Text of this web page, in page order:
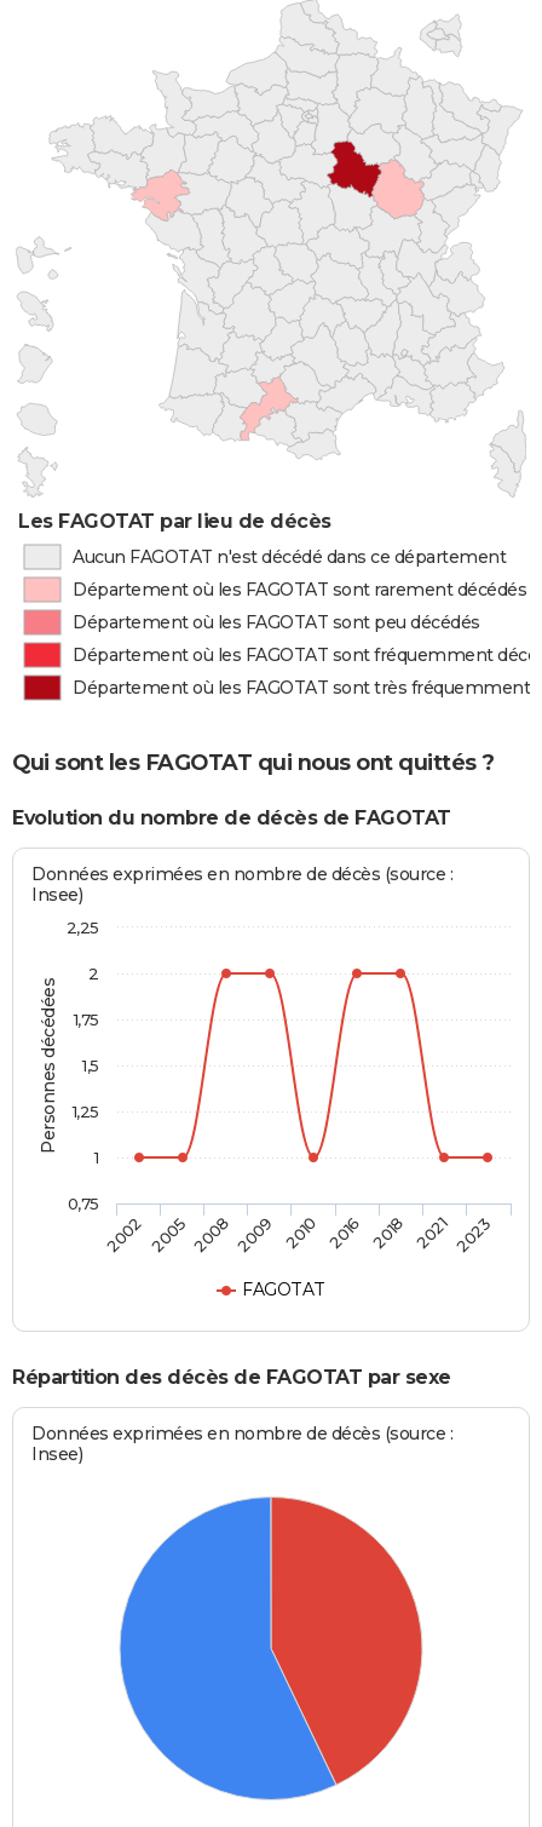
Les FAGOTAT par lieu de décès
Aucun FAGOTAT n'est décédé dans ce département
Département où les FAGOTAT sont rarement décédés
Département où les FAGOTAT sont peu décédés
Département où les FAGOTAT sont fréquemment
Département où les FAGOTAT sont très fréquemment
Qui sont les FAGOTAT qui nous ont quittés ?
Evolution du nombre de décès de FAGOTAT
Personnes décédées
Données exprimées en nombre de décès (source :
Insee)
FAGOTAT
2002 200520082009 2010 2016 2018 20212023
0,75
1
1,25
1,5
1,75
2
2,25
Répartition des décès de FAGOTAT par sexe
Données exprimées en nombre de décès (source :
Insee)